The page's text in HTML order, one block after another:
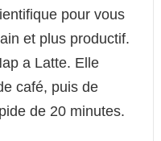
pour vous
et plus productif.
a Latte. Elle
café, puis de
de 20 minutes.